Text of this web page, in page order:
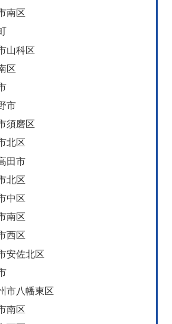
南区
山科区
区
市
須磨区
北区
田市
北区
中区
南区
西区
安佐北区
市八幡東区
南区